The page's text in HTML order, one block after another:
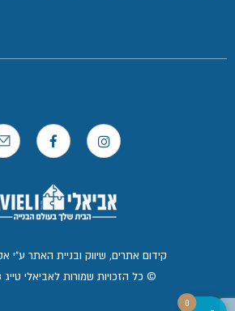
© כל הזכויות שמורות לאביאלי טייג 2008 בע״מ
קידום אתרים, שיווק ובניית האתר ע"י
0